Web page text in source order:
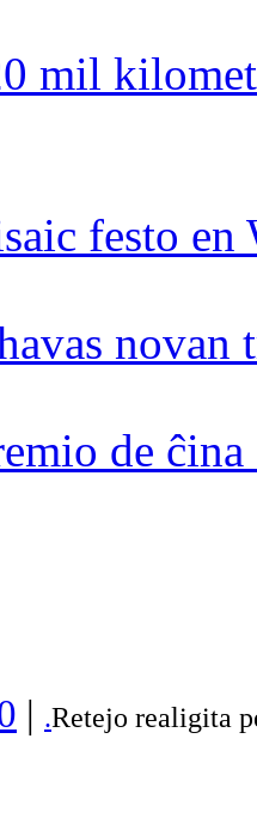
mil
festo en
novan
de
| .Retejo realigita